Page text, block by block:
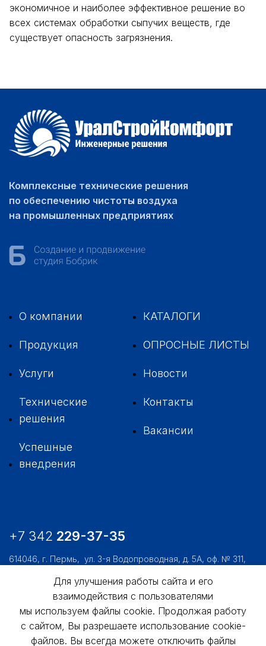
экономичное и наиболее эффективное решение во
всех системах обработки сыпучих веществ, где
существует опасность загрязнения.
Комплексные технические решения
по обеспечению чистоты воздуха
на промышленных предприятиях
О компании
Продукция
Услуги
Технические
решения
Успешные
внедрения
КАТАЛОГИ
ОПРОСНЫЕ ЛИСТЫ
Новости
Контакты
Вакансии
+7 342 229-37-35
614046, г. Пермь, ул. 3-я Водопроводная, д. 5А, оф. № 311,
usk@usk.perm.ru
Обратная связь
Для улучшения работы сайта и его
взаимодействия с пользователями
мы используем файлы cookie. Продолжая работу
с сайтом, Вы разрешаете использование cookie-
файлов. Вы всегда можете отключить файлы